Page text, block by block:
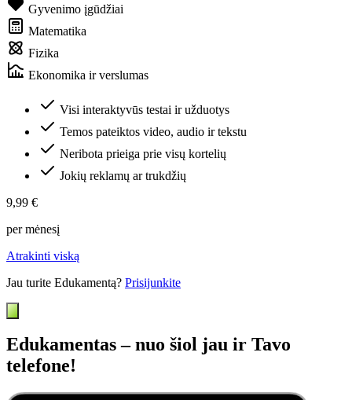
Gyvenimo įgūdžiai
Matematika
Fizika
Ekonomika ir verslumas
Visi interaktyvūs testai ir užduotys
Temos pateiktos video, audio ir tekstu
Neribota prieiga prie visų kortelių
Jokių reklamų ar trukdžių
9,99 €
per mėnesį
Atrakinti viską
Jau turite Edukamentą? Prisijunkite
Edukamentas – nuo šiol jau ir Tavo
telefone!